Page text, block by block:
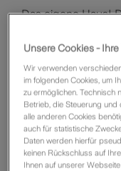
Das eigene Haus!
Kunden. Umso
Leitungswasser,
den Füßen
Mit der neuen
Ihre Kunden
optimal geschützt.
Unsere Cookies - Ihre
Wir verwenden
im folgenden Cookies, um
zu ermöglichen. Technisch
Betrieb, die Steuerung und
alle anderen Cookies
auch für statistische
Daten werden hierfür
keinen Rückschluss auf
Ihnen auf unserer